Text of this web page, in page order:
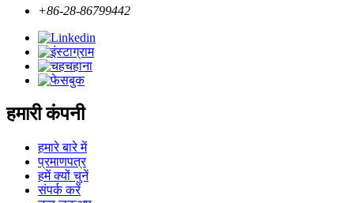
+86-28-86799442
हमारी कंपनी
हमारे बारे में
प्रमाणपत्र
हमें क्यों चुनें
संपर्क करें